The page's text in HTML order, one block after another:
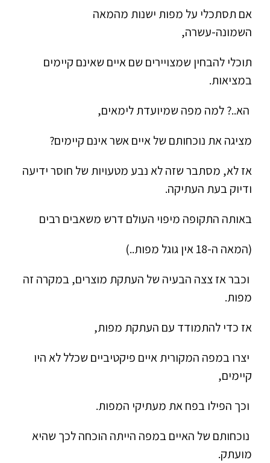
אם תסתכלי על מפות ישנות מהמאה
השמונה-עשרה,
תוכלי להבחין שמצויירים שם איים שאינם קיימים
במציאות.
הא..? למה מפה שמיועדת לימאים,
מציגה את נוכחותם של איים אשר אינם קיימים?
אז לא, מסתבר שזה לא נבע מטעויות של חוסר ידיעה
ודיוק בעת העתיקה.
באותה התקופה מיפוי העולם דרש משאבים רבים
(המאה ה-18 אין גוגל מפות..)
וכבר אז צצה הבעיה של העתקת מוצרים, במקרה זה
מפות.
אז כדי להתמודד עם העתקת מפות,
יצרו במפה המקורית איים פיקטיביים שכלל לא היו
קיימים,
וכך הפילו בפח את מעתיקי המפות.
נוכחותם של האיים במפה הייתה הוכחה לכך שהיא
מועתק.